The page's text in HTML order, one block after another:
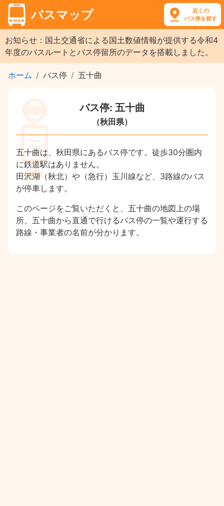
バスマップ
近くの
バス停を探す
お知らせ：国土交通省による国土数値情報が提供する令和4
年度のバスルートとバス停留所のデータを搭載しました。
ホーム バス停 五十曲
バス停: 五十曲
（秋田県）
五十曲は、秋田県にあるバス停です。徒歩30分圏内
に鉄道駅はありません。
田沢湖（秋北）や（急行）玉川線など、3路線のバス
が停車します。
このページをご覧いただくと、五十曲の地図上の場
所、五十曲から直通で行けるバス停の一覧や運行する
路線・事業者の名前が分かります。